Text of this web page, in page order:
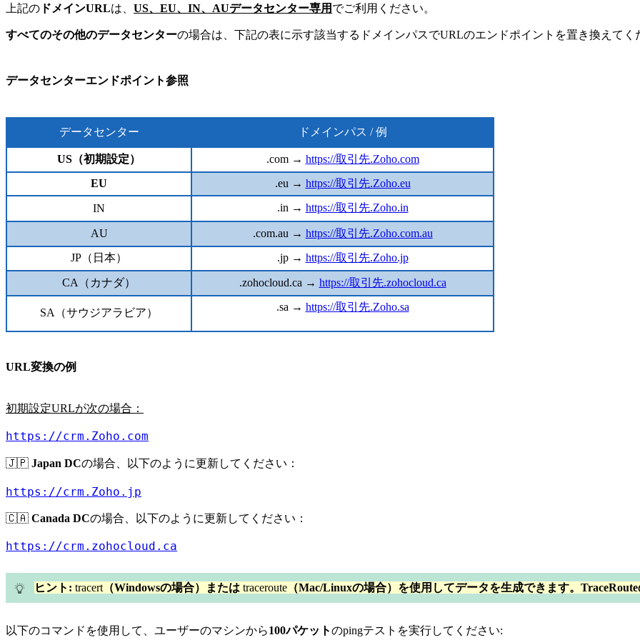
上記の ドメインURLは、 US、EU、IN、AUデータセンター専用 でご利用ください。
すべてのその他のデータセンターの場合は、下記の表に示す該当するドメインパスでURLのエンドポイントを置き換えてく
データセンターエンドポイント参照
データセンター ドメインパス / 例
US（初期設定） .com → https://取引先.Zoho.com
EU
.eu → https://取引先.Zoho.eu
IN .in → https://取引先.Zoho.in
AU .com.au → https://取引先.Zoho.com.au
JP（日本）
.jp → https://取引先.Zoho.jp
CA（カナダ） .zohocloud.ca → https://取引先.zohocloud.ca
SA（サウジアラビア） .sa → https://取引先.Zoho.sa
URL変換の例
初期設定URLが次の場合：
https://crm.Zoho.com
🇯🇵 Japan DCの場合、以下のように更新してください：
https://crm.Zoho.jp
🇨🇦 Canada DCの場合、以下のように更新してください：
https://crm.zohocloud.ca
ヒント: tracert （Windowsの場合）または traceroute （Mac/Linuxの場合）を使用してデータを生成できます。
以下のコマンドを使用して、ユーザーのマシンから100パケットのpingテストを実行してください: